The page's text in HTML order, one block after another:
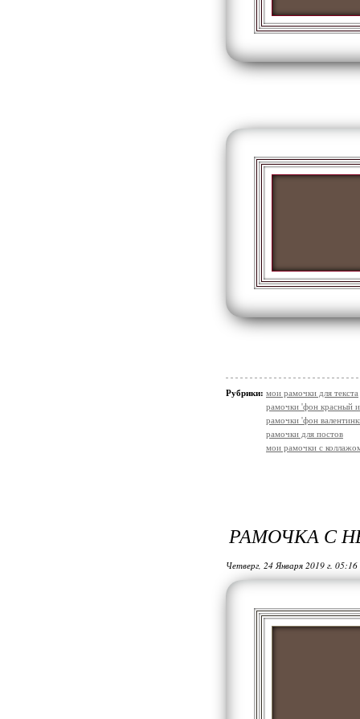
Рубрики: мои рамочки для текста
рамочки 'фон красный
рамочки 'фон
рамочки для постов
мои рамочки с
РАМОЧКА С
Четверг, 24 Января 2019 г. 05:16